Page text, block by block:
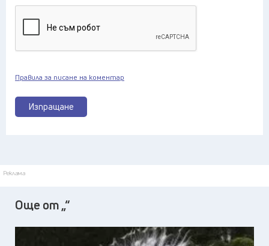
Изпращане
Правила за писане на коментар
Реклама
Още от „“